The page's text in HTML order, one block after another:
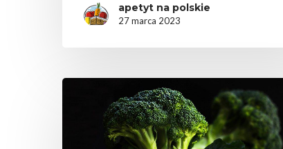
apetyt na polskie
27 marca 2023